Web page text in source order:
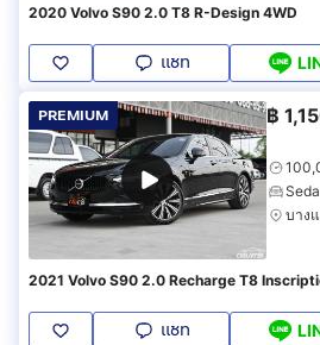
2020 Volvo S90 2.0 T8 R-Design 4WD
แชท
PREMIUM ฿
บาง
2021 Volvo S90 2.0 Recharge T8
แชท